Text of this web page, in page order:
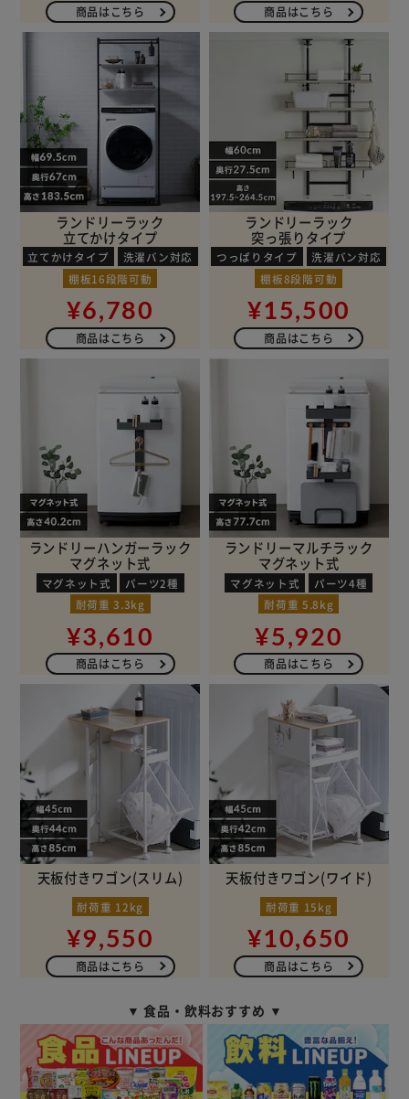
商品はこちら 商品はこちら
ランドリーラック
立てかけタイプ
立てかけタイプ
洗濯バン対応
棚板16段階可動
¥6,780
商品はこちら
ランドリーラック
突っ張りタイプ
つっぱりタイプ
洗濯バン対応
棚板8段階可動
¥15,500
商品はこちら
ランドリーハンガーラック
マグネット式
マグネット式
パーツ2種
耐荷重 3.3kg
¥3,610
商品はこちら
ランドリーマルチラック
マグネット式
マグネット式
パーツ4種
耐荷重 5.8kg
¥5,920
商品はこちら
天板付きワゴン(スリム)
耐荷重 12kg
¥9,550
商品はこちら
天板付きワゴン(ワイド)
耐荷重 15kg
¥10,650
商品はこちら
▼ 食品・飲料おすすめ ▼